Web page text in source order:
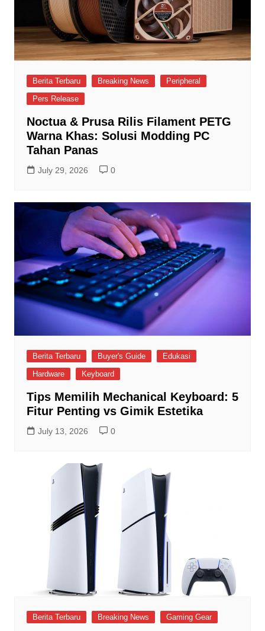
Berita Terbaru Breaking News
Peripheral
Pers Release
Noctua & Prusa Rilis Filament PETG
Warna Khas: Solusi Modding PC
Tahan Panas
July 29, 2026 0
Berita Terbaru Buyer's Guide
Edukasi
Hardware
Keyboard
Tips Memilih Mechanical Keyboard: 5
Fitur Penting vs Gimik Estetika
July 13, 2026 0
Berita Terbaru Breaking News Gaming Gear